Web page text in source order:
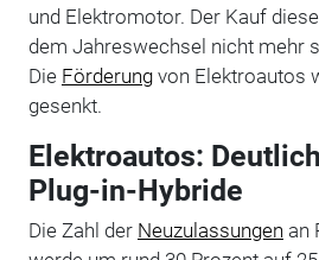
und Elektromotor. Der Kauf
dem Jahreswechsel nicht mehr
Die Förderungvon Elektroautos
gesenkt.
Elektroautos:
Plug-in-Hybride
Die Zahl der Neuzulassungen an